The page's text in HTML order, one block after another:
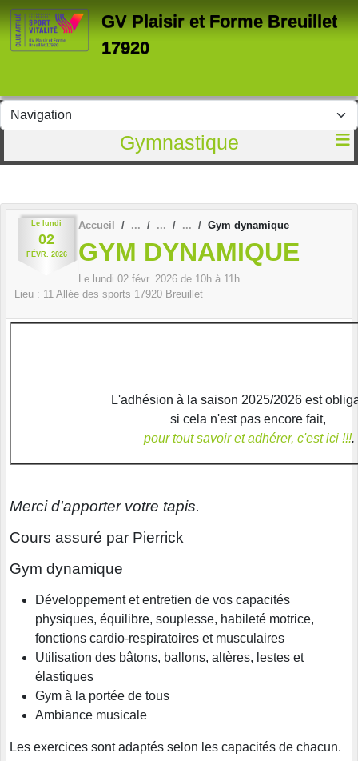
GV Plaisir et Forme Breuillet
17920
Gymnastique
Le lundi
02
FÉVR. 2026
Accueil Gym dynamique
GYM DYNAMIQUE
Le lundi 02 févr. 2026 de 10h à 11h
Lieu : 11 Allée des sports 17920 Breuillet
L'adhésion à la saison 2025/2026 est
si cela n'est pas encore fait,
pour tout savoir et adhérer, c'est ici !!!.
Merci d'apporter votre tapis.
Cours assuré par Pierrick
Gym dynamique
Développement et entretien de vos capacités
physiques, équilibre, souplesse, habileté motrice,
fonctions cardio-respiratoires et musculaires
Utilisation des bâtons, ballons, altères, lestes et
élastiques
Gym à la portée de tous
Ambiance musicale
Les exercices sont adaptés selon les capacités de chacun.
Panneau de gestion des cookies